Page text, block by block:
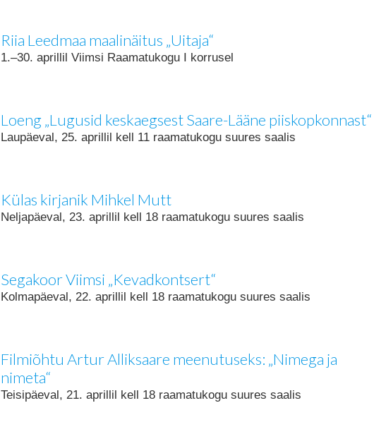
Riia Leedmaa maalinäitus „Uitaja“
1.–30. aprillil Viimsi Raamatukogu I korrusel
Loeng „Lugusid keskaegsest Saare-Lääne piiskopkonnast“
Laupäeval, 25. aprillil kell 11 raamatukogu suures saalis
Külas kirjanik Mihkel Mutt
Neljapäeval, 23. aprillil kell 18 raamatukogu suures saalis
Segakoor Viimsi „Kevadkontsert“
Kolmapäeval, 22. aprillil kell 18 raamatukogu suures saalis
Filmiõhtu Artur Alliksaare meenutuseks: „Nimega ja
nimeta“
Teisipäeval, 21. aprillil kell 18 raamatukogu suures saalis